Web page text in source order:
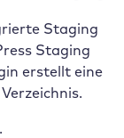
Staging
Staging
erstellt eine